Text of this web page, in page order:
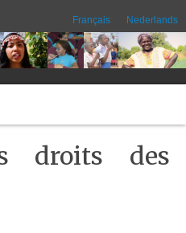
Français Nederlands
droits des